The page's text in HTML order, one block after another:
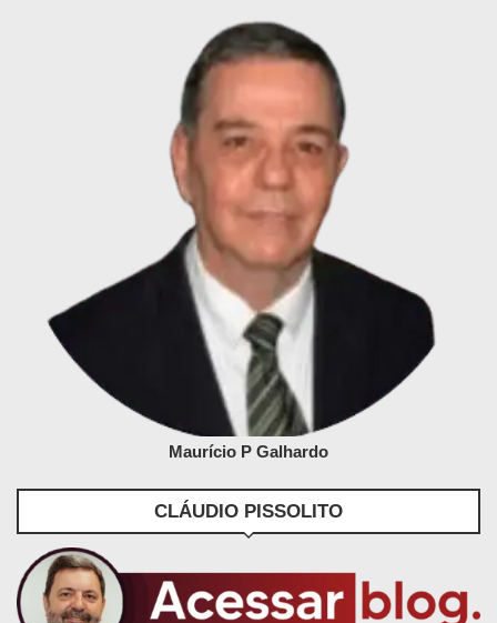
Maurício P Galhardo
CLÁUDIO PISSOLITO